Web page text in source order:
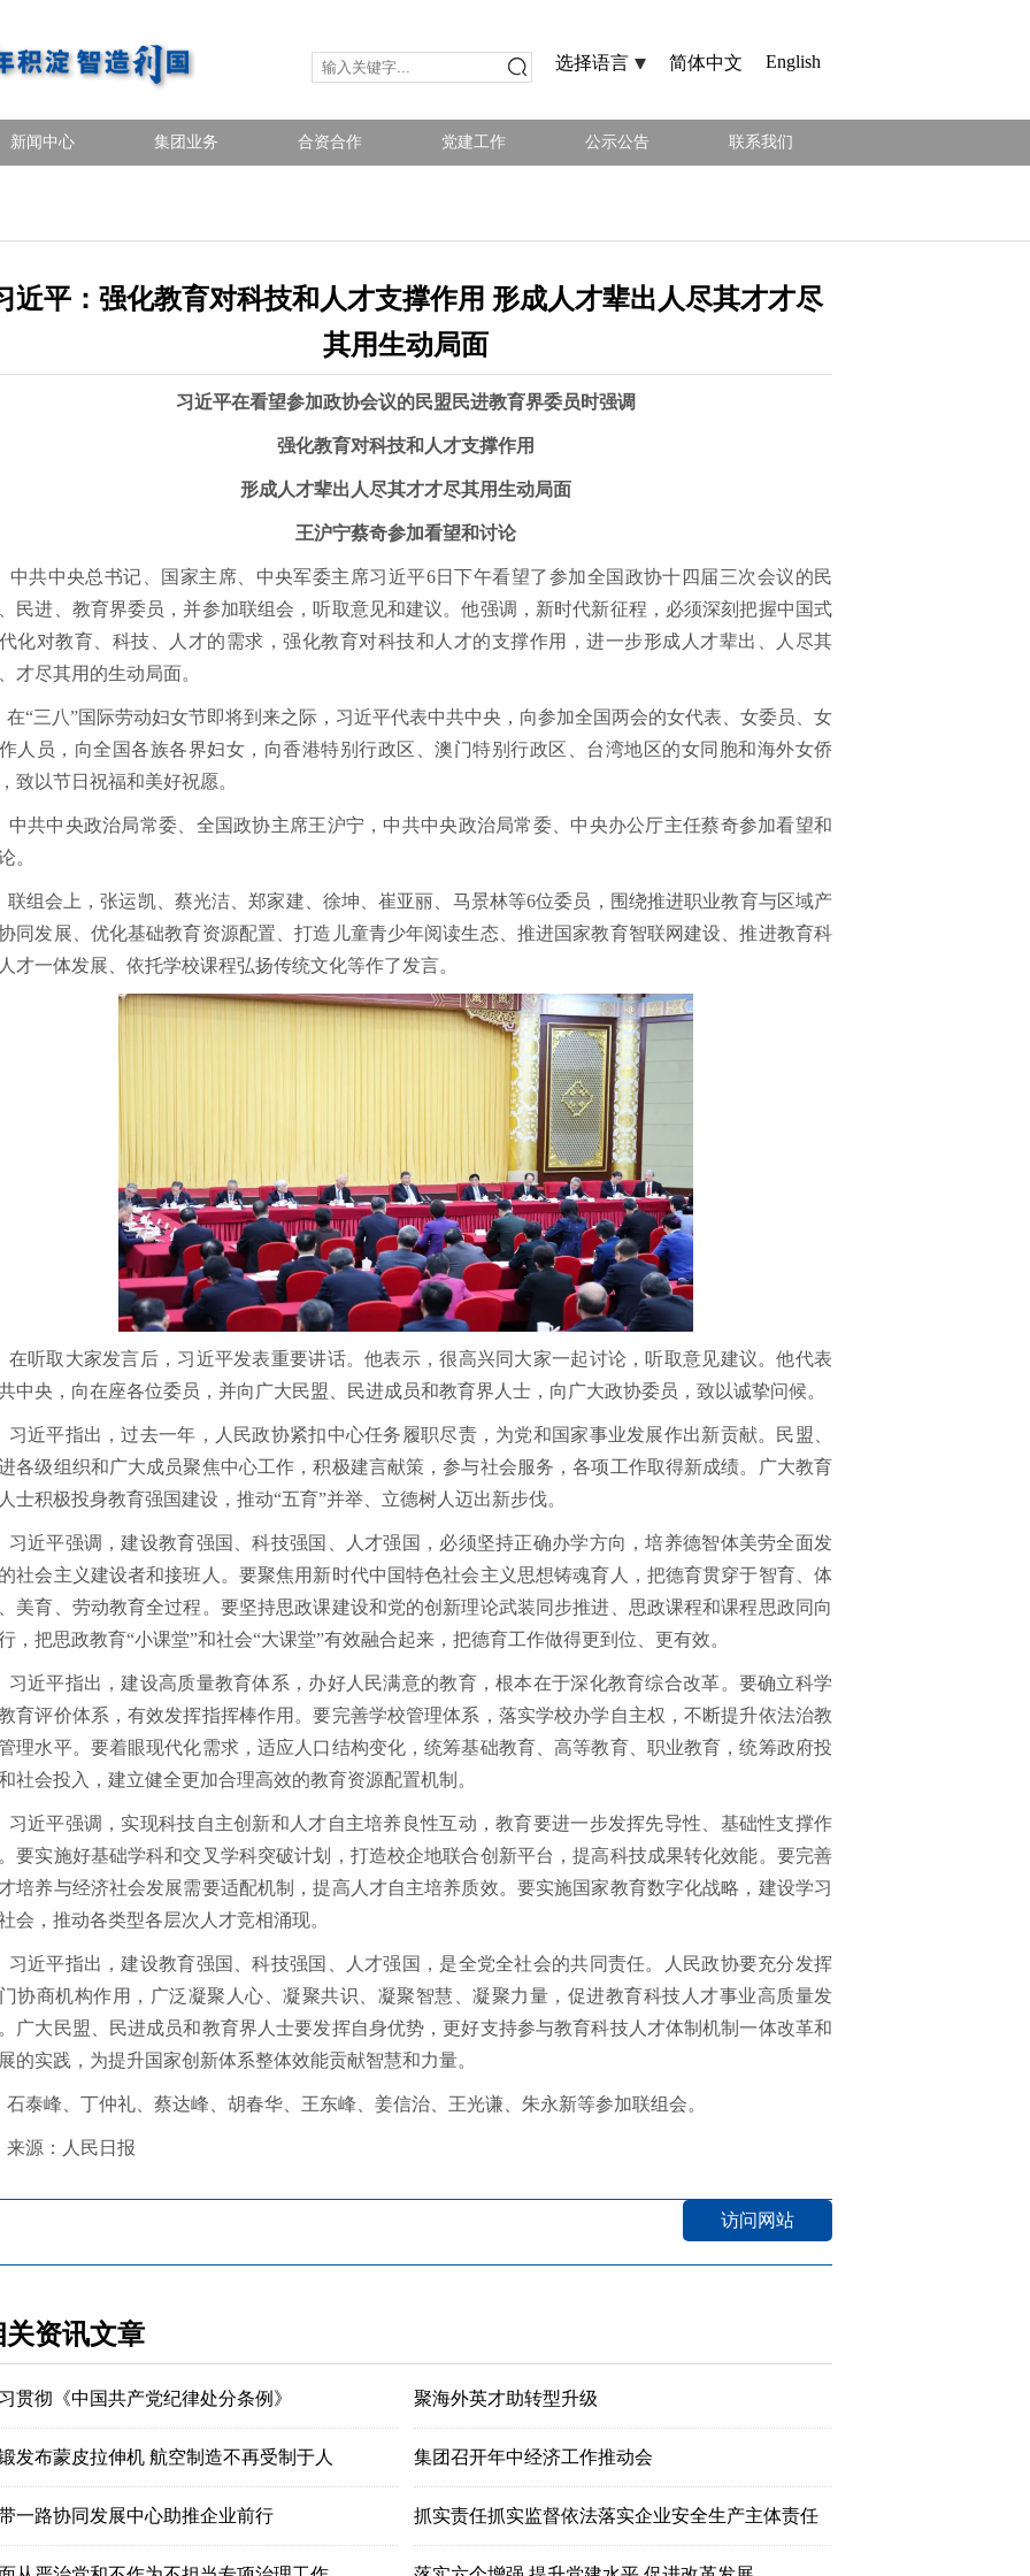
选择语言 简体中文 English
新闻中心 集团业务 合资合作 党建工作 公示公告 联系我们
近平：强化教育对科技和人才支撑作用 形成人才辈出人尽其才才尽
其用生动局面
习近平在看望参加政协会议的民盟民进教育界委员时强调
强化教育对科技和人才支撑作用
形成人才辈出人尽其才才尽其用生动局面
王沪宁蔡奇参加看望和讨论
共中央总书记、国家主席、中央军委主席习近平6日下午看望了参加全国政协十四届三次会议的民
民进、教育界委员，并参加联组会，听取意见和建议。他强调，新时代新征程，必须深刻把握中国式
化对教育、科技、人才的需求，强化教育对科技和人才的支撑作用，进一步形成人才辈出、人尽其
才尽其用的生动局面。
“三八”国际劳动妇女节即将到来之际，习近平代表中共中央，向参加全国两会的女代表、女委员、女
人员，向全国各族各界妇女，向香港特别行政区、澳门特别行政区、台湾地区的女同胞和海外女侨
致以节日祝福和美好祝愿。
共中央政治局常委、全国政协主席王沪宁，中共中央政治局常委、中央办公厅主任蔡奇参加看望和
。
组会上，张运凯、蔡光洁、郑家建、徐坤、崔亚丽、马景林等6位委员，围绕推进职业教育与区域产
同发展、优化基础教育资源配置、打造儿童青少年阅读生态、推进国家教育智联网建设、推进教育科
才一体发展、依托学校课程弘扬传统文化等作了发言。
听取大家发言后，习近平发表重要讲话。他表示，很高兴同大家一起讨论，听取意见建议。他代表
中央，向在座各位委员，并向广大民盟、民进成员和教育界人士，向广大政协委员，致以诚挚问候。
近平指出，过去一年，人民政协紧扣中心任务履职尽责，为党和国家事业发展作出新贡献。民盟、
各级组织和广大成员聚焦中心工作，积极建言献策，参与社会服务，各项工作取得新成绩。广大教育
士积极投身教育强国建设，推动“五育”并举、立德树人迈出新步伐。
近平强调，建设教育强国、科技强国、人才强国，必须坚持正确办学方向，培养德智体美劳全面发
社会主义建设者和接班人。要聚焦用新时代中国特色社会主义思想铸魂育人，把德育贯穿于智育、体
美育、劳动教育全过程。要坚持思政课建设和党的创新理论武装同步推进、思政课程和课程思政同向
，把思政教育“小课堂”和社会“大课堂”有效融合起来，把德育工作做得更到位、更有效。
近平指出，建设高质量教育体系，办好人民满意的教育，根本在于深化教育综合改革。要确立科学
育评价体系，有效发挥指挥棒作用。要完善学校管理体系，落实学校办学自主权，不断提升依法治教
理水平。要着眼现代化需求，适应人口结构变化，统筹基础教育、高等教育、职业教育，统筹政府投
社会投入，建立健全更加合理高效的教育资源配置机制。
近平强调，实现科技自主创新和人才自主培养良性互动，教育要进一步发挥先导性、基础性支撑作
要实施好基础学科和交叉学科突破计划，打造校企地联合创新平台，提高科技成果转化效能。要完善
培养与经济社会发展需要适配机制，提高人才自主培养质效。要实施国家教育数字化战略，建设学习
会，推动各类型各层次人才竞相涌现。
近平指出，建设教育强国、科技强国、人才强国，是全党全社会的共同责任。人民政协要充分发挥
协商机构作用，广泛凝聚人心、凝聚共识、凝聚智慧、凝聚力量，促进教育科技人才事业高质量发
广大民盟、民进成员和教育界人士要发挥自身优势，更好支持参与教育科技人才体制机制一体改革和
的实践，为提升国家创新体系整体效能贡献智慧和力量。
泰峰、丁仲礼、蔡达峰、胡春华、王东峰、姜信治、王光谦、朱永新等参加联组会。
源：人民日报
访问网站
关资讯文章
贯彻《中国共产党纪律处分条例》 聚海外英才助转型升级
发布蒙皮拉伸机 航空制造不再受制于人 集团召开年中经济工作推动会
一路协同发展中心助推企业前行 抓实责任抓实监督依法落实企业安全生产主体责任